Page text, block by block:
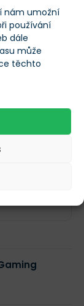
nám umožní
používání
dále
může
těchto
757 575
757 575